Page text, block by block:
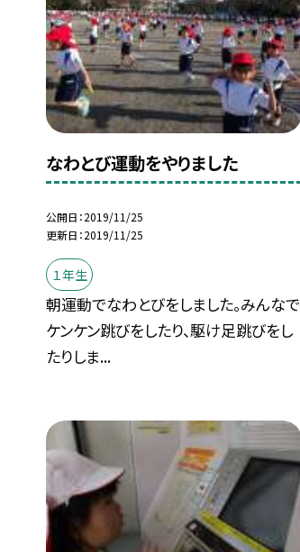
なわとび運動をやりました
公開日 2019/11/25
更新日 2019/11/25
１年生
朝運動でなわとびをしました。みんなで
ケンケン跳びをしたり、駆け足跳びをし
たりしま...